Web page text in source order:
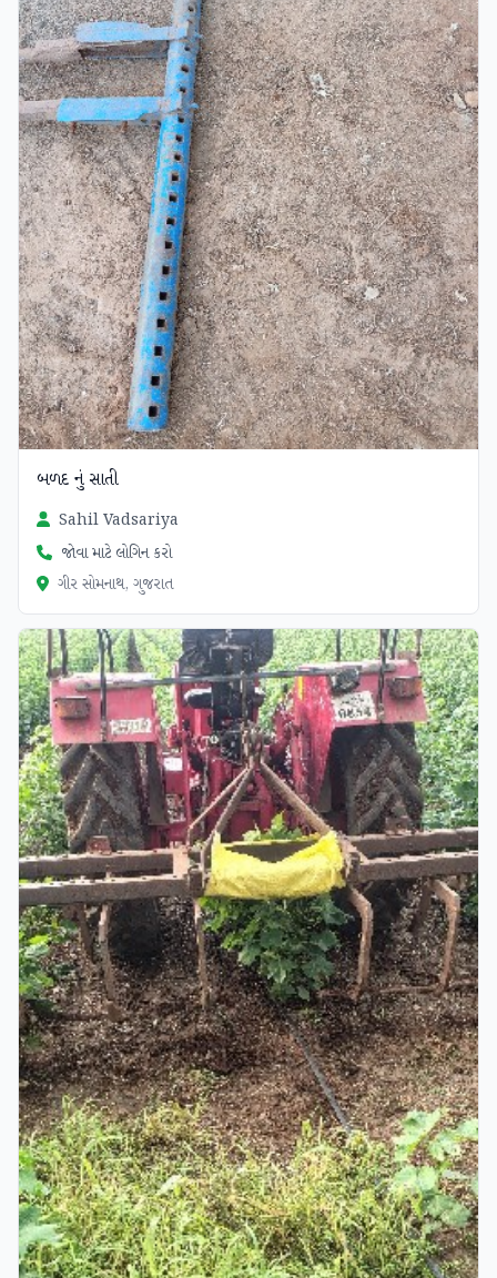
બળદ નું સાતી
Sahil Vadsariya
જોવા માટે લોગિન કરો
ગીર સોમનાથ, ગુજરાત